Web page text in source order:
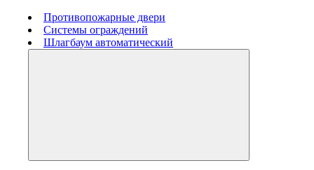
Противопожарные двери
Системы ограждений
Шлагбаум автоматический